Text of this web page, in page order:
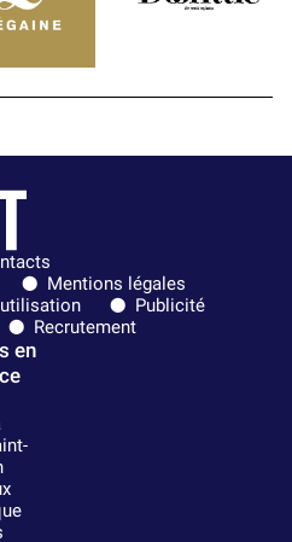
Mentions légales
Publicité
Recrutement
en